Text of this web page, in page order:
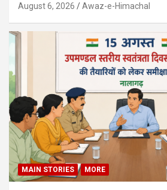
August 6, 2026 Awaz-e-Himachal
MAIN STORIES MORE